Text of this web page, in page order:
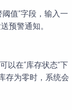
值”字段，输入一
预警通知。
以在“库存状态”下
存为零时，系统会